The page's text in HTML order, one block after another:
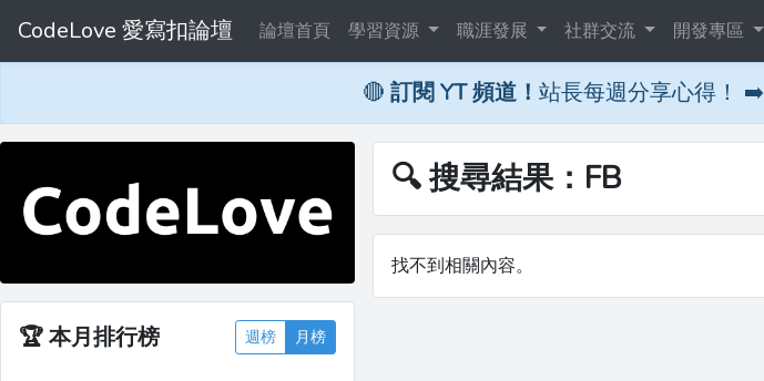
CodeLove 愛寫扣論壇 論壇首頁 學習資源 職涯發展 社群交流 開發專區
🔴 訂閱 YT 頻道！ 站長每週分享心得！ ➡️
🏆本月排行榜 週榜 月榜
🔍 搜尋結果：FB
找不到相關內容。